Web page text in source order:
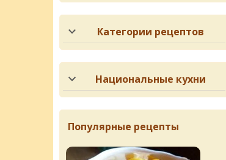
Категории рецептов
Национальные кухни
Популярные рецепты